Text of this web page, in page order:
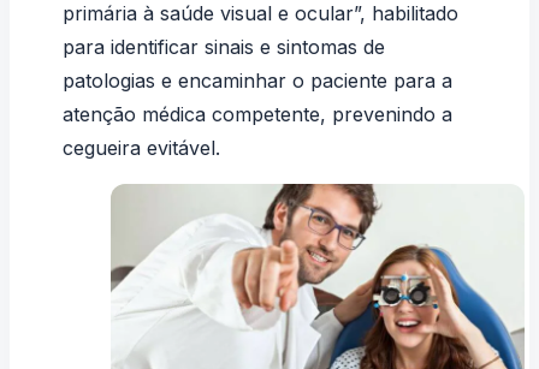
primária à saúde visual e ocular”, habilitado
para identificar sinais e sintomas de
patologias e encaminhar o paciente para a
atenção médica competente, prevenindo a
cegueira evitável.